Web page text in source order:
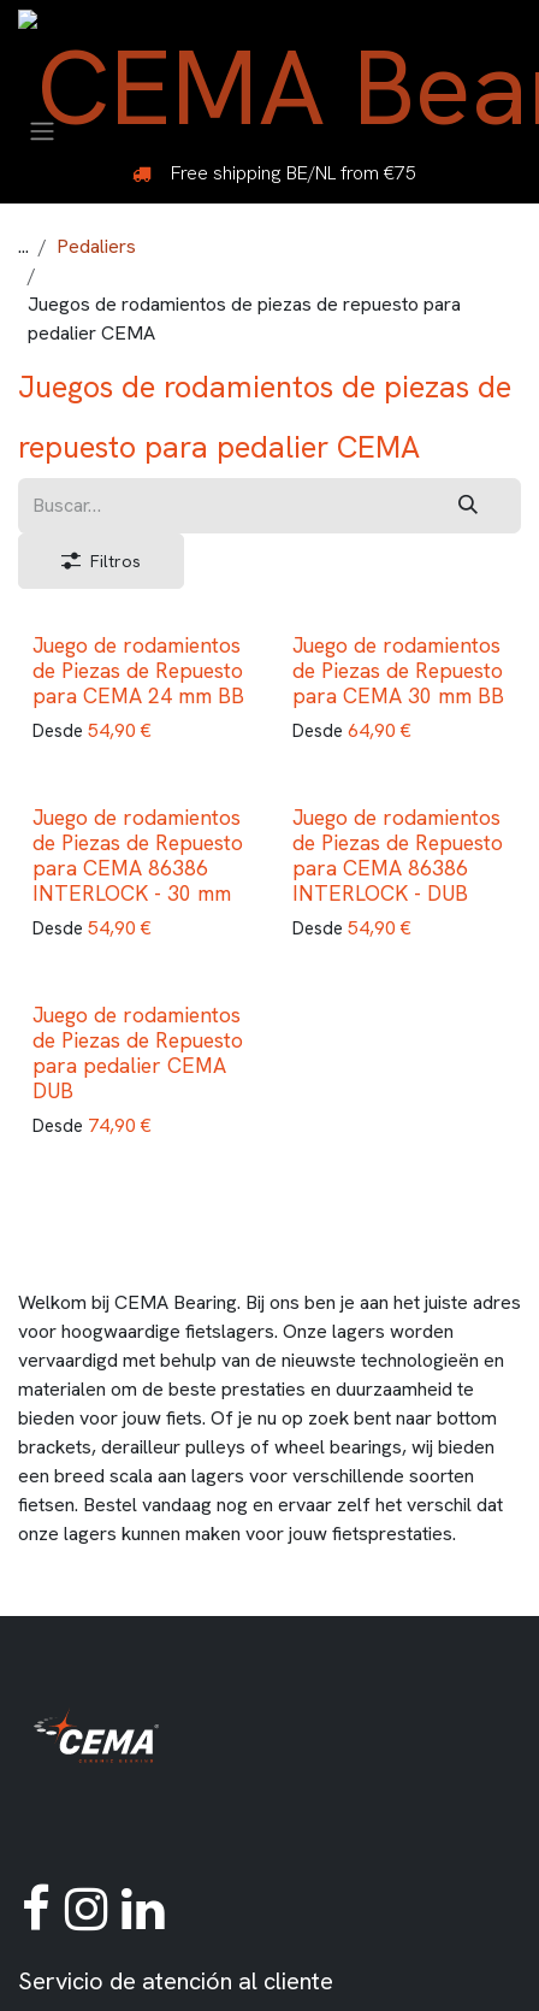
Ir al contenido
Free shipping BE/NL from €75
... Pedaliers
Juegos de rodamientos de piezas de repuesto para
pedalier CEMA
Juegos de rodamientos de piezas de
repuesto para pedalier CEMA
Filtros
Juego de rodamientos
de Piezas de Repuesto
para CEMA 24 mm BB
Desde 54,90 €
Juego de rodamientos
de Piezas de Repuesto
para CEMA 30 mm BB
Desde 64,90 €
Juego de rodamientos
de Piezas de Repuesto
para CEMA 86386
INTERLOCK - 30 mm
Desde 54,90 €
Juego de rodamientos
de Piezas de Repuesto
para CEMA 86386
INTERLOCK - DUB
Desde 54,90 €
Juego de rodamientos
de Piezas de Repuesto
para pedalier CEMA
DUB
Desde 74,90 €
Welkom bij CEMA Bearing. Bij ons ben je aan het juiste adres
voor hoogwaardige fietslagers. Onze lagers worden
vervaardigd met behulp van de nieuwste technologieën en
materialen om de beste prestaties en duurzaamheid te
bieden voor jouw fiets. Of je nu op zoek bent naar bottom
brackets, derailleur pulleys of wheel bearings, wij bieden
een breed scala aan lagers voor verschillende soorten
fietsen. Bestel vandaag nog en ervaar zelf het verschil dat
onze lagers kunnen maken voor jouw fietsprestaties.
Servicio de atención al cliente